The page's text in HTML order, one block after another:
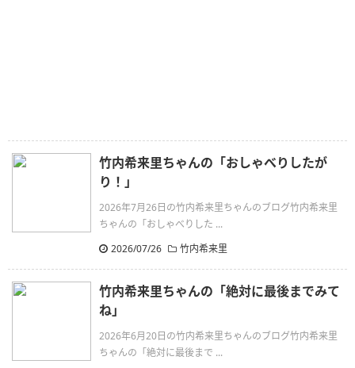
竹内希来里ちゃんの「おしゃべりしたが
り！」
2026年7月26日の竹内希来里ちゃんのブログ竹内希来里
ちゃんの「おしゃべりした ...
2026/07/26
竹内希来里
竹内希来里ちゃんの「絶対に最後までみて
ね」
2026年6月20日の竹内希来里ちゃんのブログ竹内希来里
ちゃんの「絶対に最後まで ...